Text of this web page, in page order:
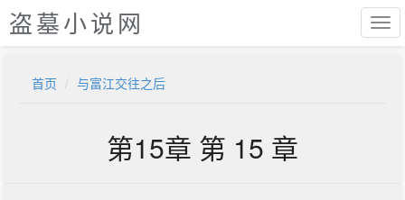
盗墓小说网
首页 与富江交往之后
第15章 第 15 章